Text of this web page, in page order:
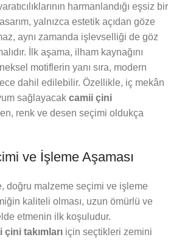
harmanlandığı eşsiz bir
yalnızca estetik açıdan göze
aynı zamanda işlevselliği de göz
İlk aşama, ilham kaynağını
motiflerin yanı sıra, modern
dahil edilebilir. Özellikle, iç mekân
sağlayacak camii çini
renk ve desen seçimi oldukça
ve İşleme Aşaması
doğru malzeme seçimi ve işleme
kaliteli olması, uzun ömürlü ve
etmenin ilk koşuludur.
çini takımları için seçtikleri zemini